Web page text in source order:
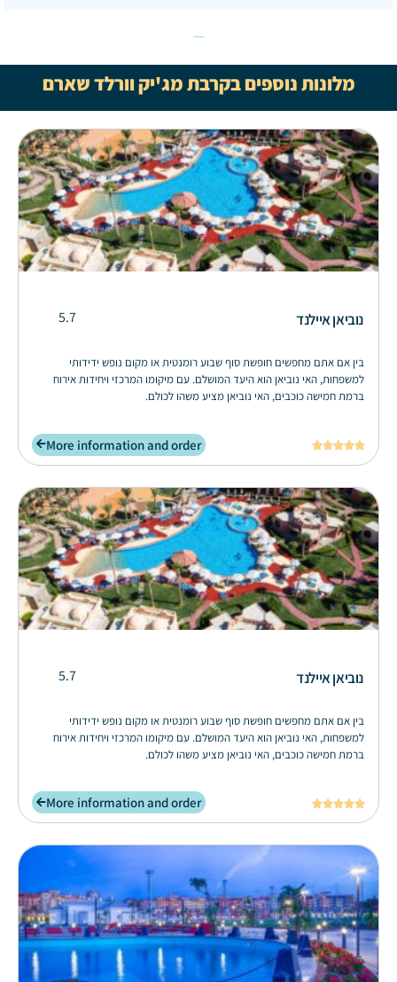
מלונות נוספים בקרבת מג'יק וורלד שארם
נוביאן איילנד 5.7
בין אם אתם מחפשים חופשת סוף שבוע רומנטית או מקום נופש ידידותי
למשפחות, האי נוביאן הוא היעד המושלם. עם מיקומו המרכזי ויחידות אירוח
ברמת חמישה כוכבים, האי נוביאן מציע משהו לכולם.





More information and order
נוביאן איילנד 5.7
בין אם אתם מחפשים חופשת סוף שבוע רומנטית או מקום נופש ידידותי
למשפחות, האי נוביאן הוא היעד המושלם. עם מיקומו המרכזי ויחידות אירוח
ברמת חמישה כוכבים, האי נוביאן מציע משהו לכולם.





More information and order